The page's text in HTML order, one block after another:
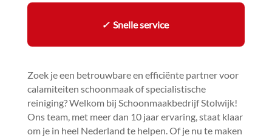
✓Snelle service
Zoek je een betrouwbare en efficiënte partner voor
calamiteiten schoonmaak of specialistische
reiniging? Welkom bij Schoonmaakbedrijf Stolwijk!
Ons team, met meer dan 10 jaar ervaring, staat klaar
om je in heel Nederland te helpen.​ Of je nu te maken